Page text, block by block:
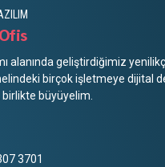
alanında geliştirdiğimiz
birçok işletmeye dijital
birlikte büyüyelim.
3701